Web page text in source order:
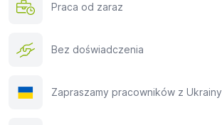
Praca od zaraz
Bez doświadczenia
Zapraszamy pracowników z Ukrainy